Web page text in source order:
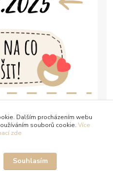
Dalším procházením webu
souborů cookie. Více
zde
Souhlasím